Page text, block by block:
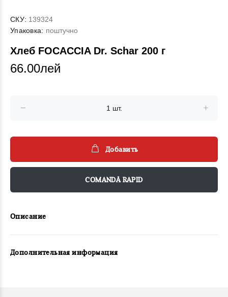
СКУ: 139324
Упаковка: поштучно
Хлеб FOCACCIA Dr. Schar 200 г
66.00лей
Добавить
COMANDĂ RAPID
Описание
Дополнительная информация